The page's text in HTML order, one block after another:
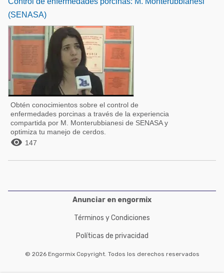
(SENASA)
Obtén conocimientos sobre el control de
enfermedades porcinas a través de la experiencia
compartida por M. Monterubbianesi de SENASA y
optimiza tu manejo de cerdos.
 147
Anunciar en engormix
Términos y Condiciones
Políticas de privacidad
© 2026 Engormix Copyright. Todos los derechos reservados